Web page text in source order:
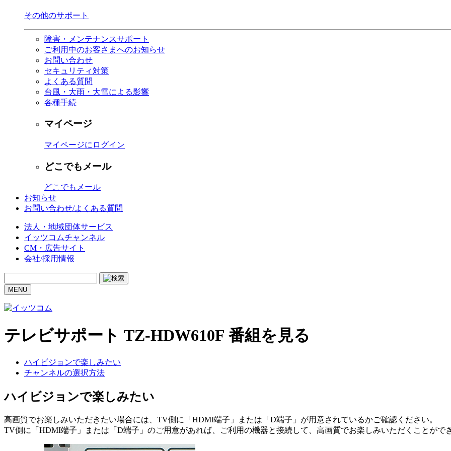
その他のサポート
障害・メンテナンスサポート
ご利用中のお客さまへのお知らせ
お問い合わせ
セキュリティ対策
よくある質問
台風・大雨・大雪による影響
各種手続
マイページ
マイページにログイン
どこでもメール
どこでもメール
お知らせ
お問い合わせ/よくある質問
法人・地域団体サービス
イッツコムチャンネル
CM・広告サイト
会社/採用情報
MENU
テレビサポート TZ-HDW610F 番組を見る
ハイビジョンで楽しみたい
チャンネルの選択方法
ハイビジョンで楽しみたい
高画質でお楽しみいただきたい場合には、TV側に「HDMI端子」または「D端子」が用意されているかご確認ください。
TV側に「HDMI端子」または「D端子」のご用意があれば、ご利用の機器と接続して、高画質でお楽しみいただくことがで